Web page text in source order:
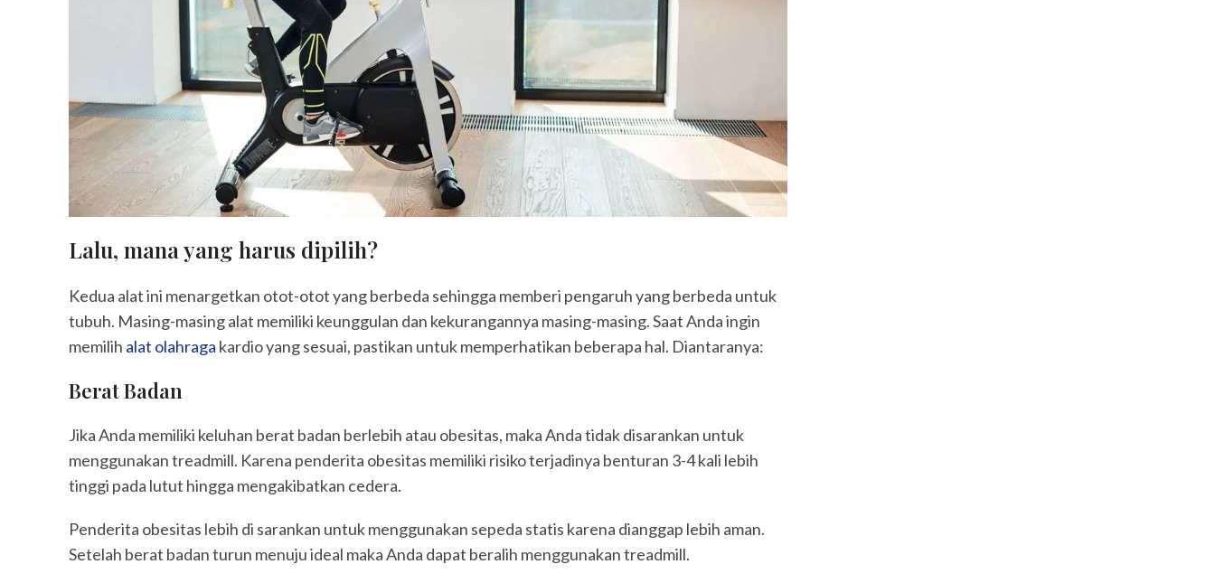
Lalu, mana yang harus dipilih?
Kedua alat ini menargetkan otot-otot yang berbeda sehingga memberi pengaruh yang berbeda untuk
tubuh. Masing-masing alat memiliki keunggulan dan kekurangannya masing-masing. Saat Anda ingin
memilih alat olahraga kardio yang sesuai, pastikan untuk memperhatikan beberapa hal. Diantaranya:
Berat Badan
Jika Anda memiliki keluhan berat badan berlebih atau obesitas, maka Anda tidak disarankan untuk
menggunakan treadmill. Karena penderita obesitas memiliki risiko terjadinya benturan 3-4 kali lebih
tinggi pada lutut hingga mengakibatkan cedera.
Penderita obesitas lebih di sarankan untuk menggunakan sepeda statis karena dianggap lebih aman.
Setelah berat badan turun menuju ideal maka Anda dapat beralih menggunakan treadmill.